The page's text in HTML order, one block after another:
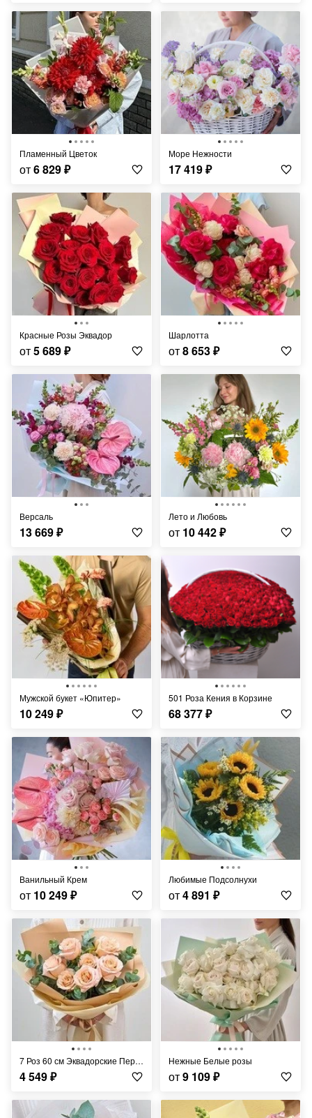
Пламенный Цветок
от6 829₽
Море Нежности
17 419₽
Красные Розы Эквадор
от5 689₽
Шарлотта
от8 653₽
Версаль
13 669₽
Лето и Любовь
от 10 442₽
Мужской букет «Юпитер»
10 249₽
501 Роза Кения в Корзине
68 377₽
Ванильный Крем
от 10 249₽
Любимые Подсолнухи
от4 891 ₽
7 Роз 60 см Эквадорские Персиковые Шиммер
4 549₽
Нежные Белые розы
от9 109₽